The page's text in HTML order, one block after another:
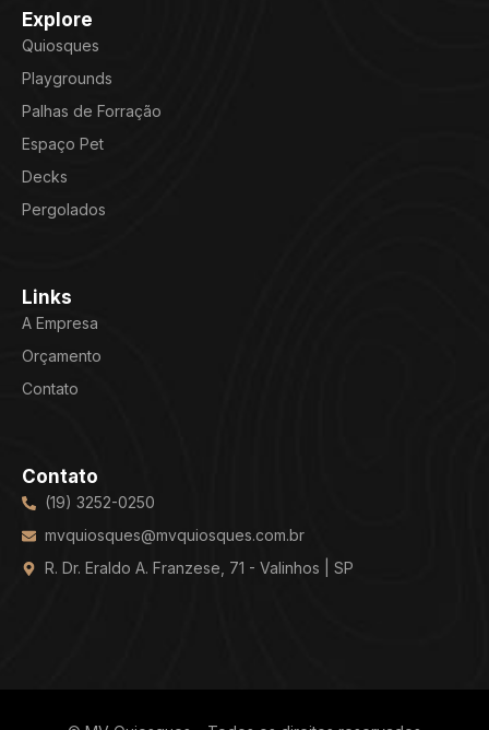
Explore
Quiosques
Playgrounds
Palhas de Forração
Espaço Pet
Decks
Pergolados
Links
A Empresa
Orçamento
Contato
Contato
(19) 3252-0250
mvquiosques@mvquiosques.com.br
R. Dr. Eraldo A. Franzese, 71 - Valinhos | SP